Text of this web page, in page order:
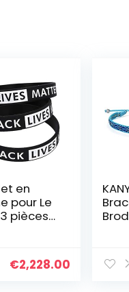
en
pour Le
pièces
€2,228.00
La